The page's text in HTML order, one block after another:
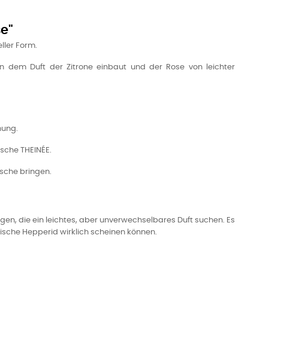
Form.
dem Duft der Zitrone einbaut und der Rose von leichter
THEINÉE.
bringen.
die ein leichtes, aber unverwechselbares Duft suchen. Es
Hepperid wirklich scheinen können.